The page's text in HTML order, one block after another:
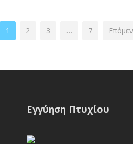
1 2 3 … 7
Εγγύηση Πτυχίου